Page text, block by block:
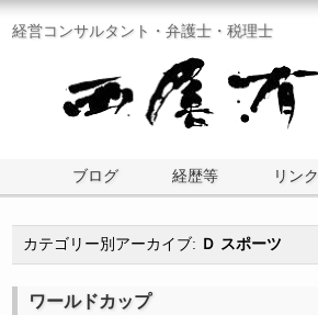
経営コンサルタント・弁護士・税理士
ブログ 経歴等 リンク
カテゴリー別アーカイブ: Ｄ スポーツ
ワールドカップ